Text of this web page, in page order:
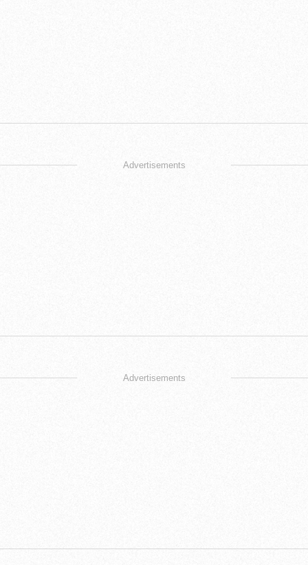
Advertisements
Advertisements